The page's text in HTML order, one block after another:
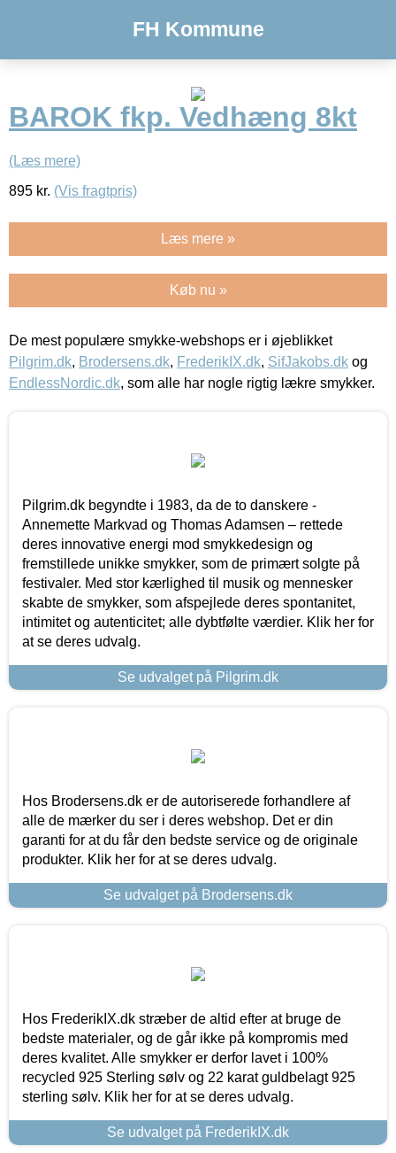
FH Kommune
BAROK fkp. Vedhæng 8kt
(Læs mere)
895 kr. (Vis fragtpris)
Læs mere »
Køb nu »
De mest populære smykke-webshops er i øjeblikket
Pilgrim.dk, Brodersens.dk, FrederikIX.dk, SifJakobs.dk og
EndlessNordic.dk, som alle har nogle rigtig lækre smykker.
Pilgrim.dk begyndte i 1983, da de to danskere -
Annemette Markvad og Thomas Adamsen – rettede
deres innovative energi mod smykkedesign og
fremstillede unikke smykker, som de primært solgte på
festivaler. Med stor kærlighed til musik og mennesker
skabte de smykker, som afspejlede deres spontanitet,
intimitet og autenticitet; alle dybtfølte værdier. Klik her for
at se deres udvalg.
Se udvalget på Pilgrim.dk
Hos Brodersens.dk er de autoriserede forhandlere af
alle de mærker du ser i deres webshop. Det er din
garanti for at du får den bedste service og de originale
produkter. Klik her for at se deres udvalg.
Se udvalget på Brodersens.dk
Hos FrederikIX.dk stræber de altid efter at bruge de
bedste materialer, og de går ikke på kompromis med
deres kvalitet. Alle smykker er derfor lavet i 100%
recycled 925 Sterling sølv og 22 karat guldbelagt 925
sterling sølv. Klik her for at se deres udvalg.
Se udvalget på FrederikIX.dk